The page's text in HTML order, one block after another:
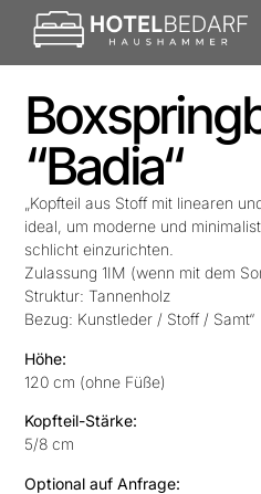
“Badia“
„Kopfteil aus Stoff mit linearen
ideal, um moderne und
schlicht einzurichten.
Zulassung 1IM (wenn mit dem
Struktur: Tannenholz
Bezug: Kunstleder / Stoff / Samt“
Höhe:
120 cm (ohne Füße)
Kopfteil-Stärke:
5/8 cm
Optional auf Anfrage: